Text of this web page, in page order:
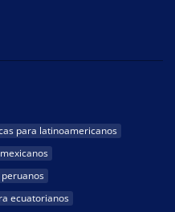
para latinoamericanos
ecuatorianos